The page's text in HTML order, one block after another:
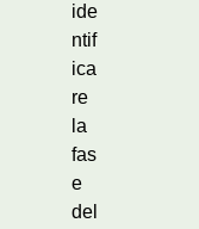
ide
ntif
ica
re
la
fas
e
del